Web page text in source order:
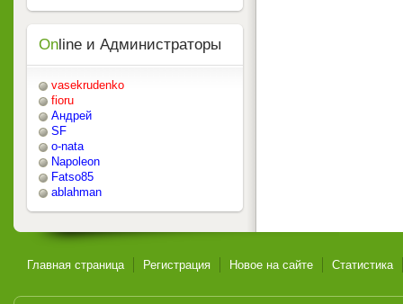
On line и Администраторы
vasekrudenko
fioru
Андрей
SF
o-nata
Napoleon
Fatso85
ablahman
Главная страница Регистрация Новое на сайте Статистика